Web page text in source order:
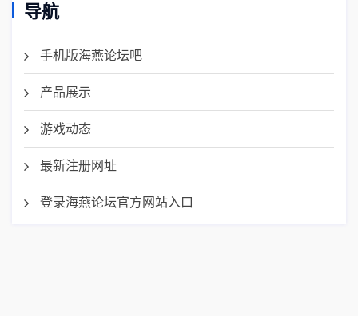
导航
手机版海燕论坛吧
产品展示
游戏动态
最新注册网址
登录海燕论坛官方网站入口